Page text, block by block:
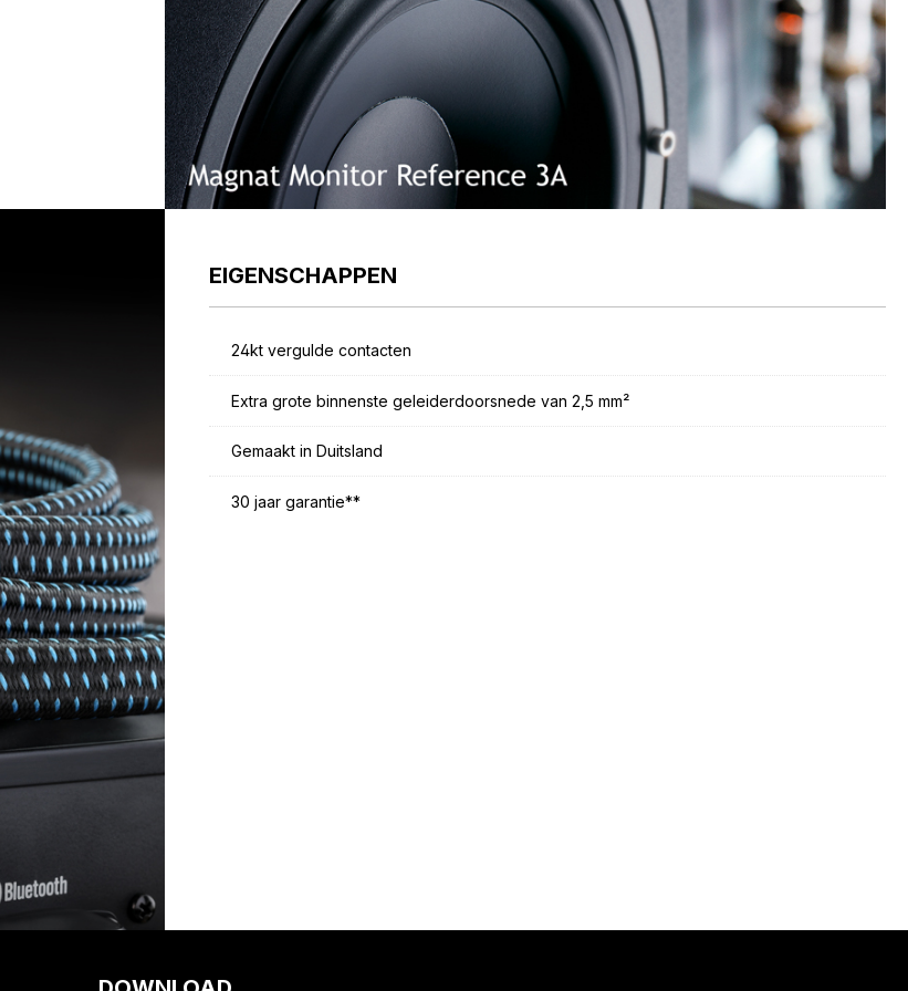
EIGENSCHAPPEN
24kt vergulde contacten
Extra grote binnenste geleiderdoorsnede van 2,5 mm²
Gemaakt in Duitsland
30 jaar garantie**